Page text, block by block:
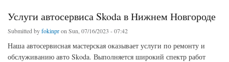
Услуги автосервиса Skoda в Нижнем Новгороде
Submitted byfokinpron Sun, 07/16/2023 - 07:42
Наша автосервисная мастерская оказывает услуги по ремонту и
обслуживанию авто Skoda. Выполняется широкий спектр работ